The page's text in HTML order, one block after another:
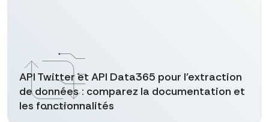
API Twitter et API Data365 pour l'extraction
de données : comparez la documentation et
les fonctionnalités